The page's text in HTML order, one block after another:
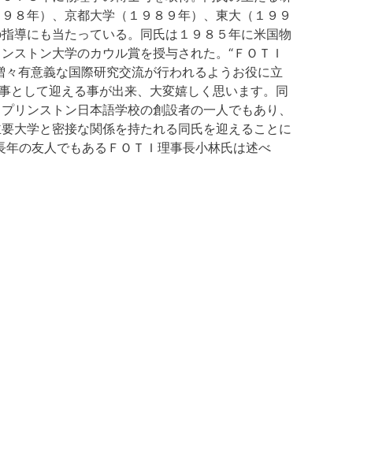
８年）、京都大学（１９８９年）、東大（１９９
導にも当たっている。同氏は１９８５年に米国物
トン大学のカウル賞を授与された。“ＦＯＴＩ
有意義な国際研究交流が行われるようお役に立
として迎える事が出来、大変嬉しく思います。同
ンストン日本語学校の創設者の一人でもあり、
大学と密接な関係を持たれる同氏を迎えることに
の友人でもあるＦＯＴＩ理事長小林氏は述べ